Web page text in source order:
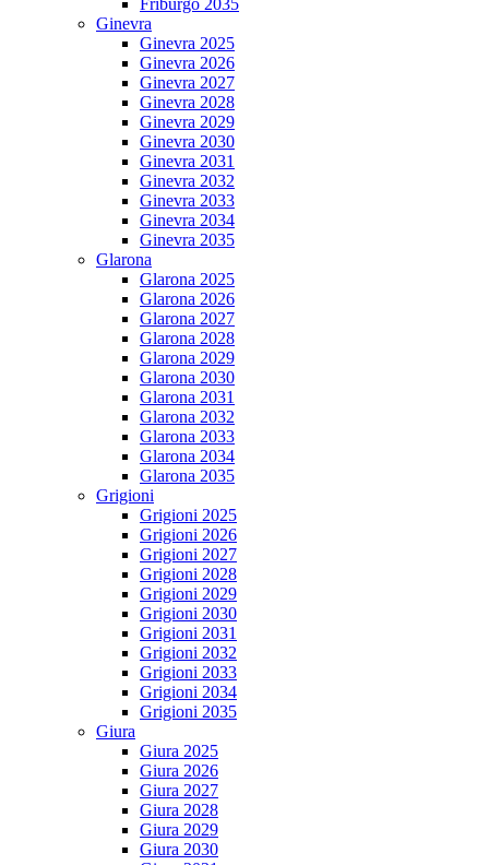
Friburgo 2035
Ginevra
Ginevra 2025
Ginevra 2026
Ginevra 2027
Ginevra 2028
Ginevra 2029
Ginevra 2030
Ginevra 2031
Ginevra 2032
Ginevra 2033
Ginevra 2034
Ginevra 2035
Glarona
Glarona 2025
Glarona 2026
Glarona 2027
Glarona 2028
Glarona 2029
Glarona 2030
Glarona 2031
Glarona 2032
Glarona 2033
Glarona 2034
Glarona 2035
Grigioni
Grigioni 2025
Grigioni 2026
Grigioni 2027
Grigioni 2028
Grigioni 2029
Grigioni 2030
Grigioni 2031
Grigioni 2032
Grigioni 2033
Grigioni 2034
Grigioni 2035
Giura
Giura 2025
Giura 2026
Giura 2027
Giura 2028
Giura 2029
Giura 2030